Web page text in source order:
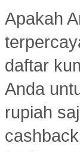
Apakah
daftar
Anda
rupiah